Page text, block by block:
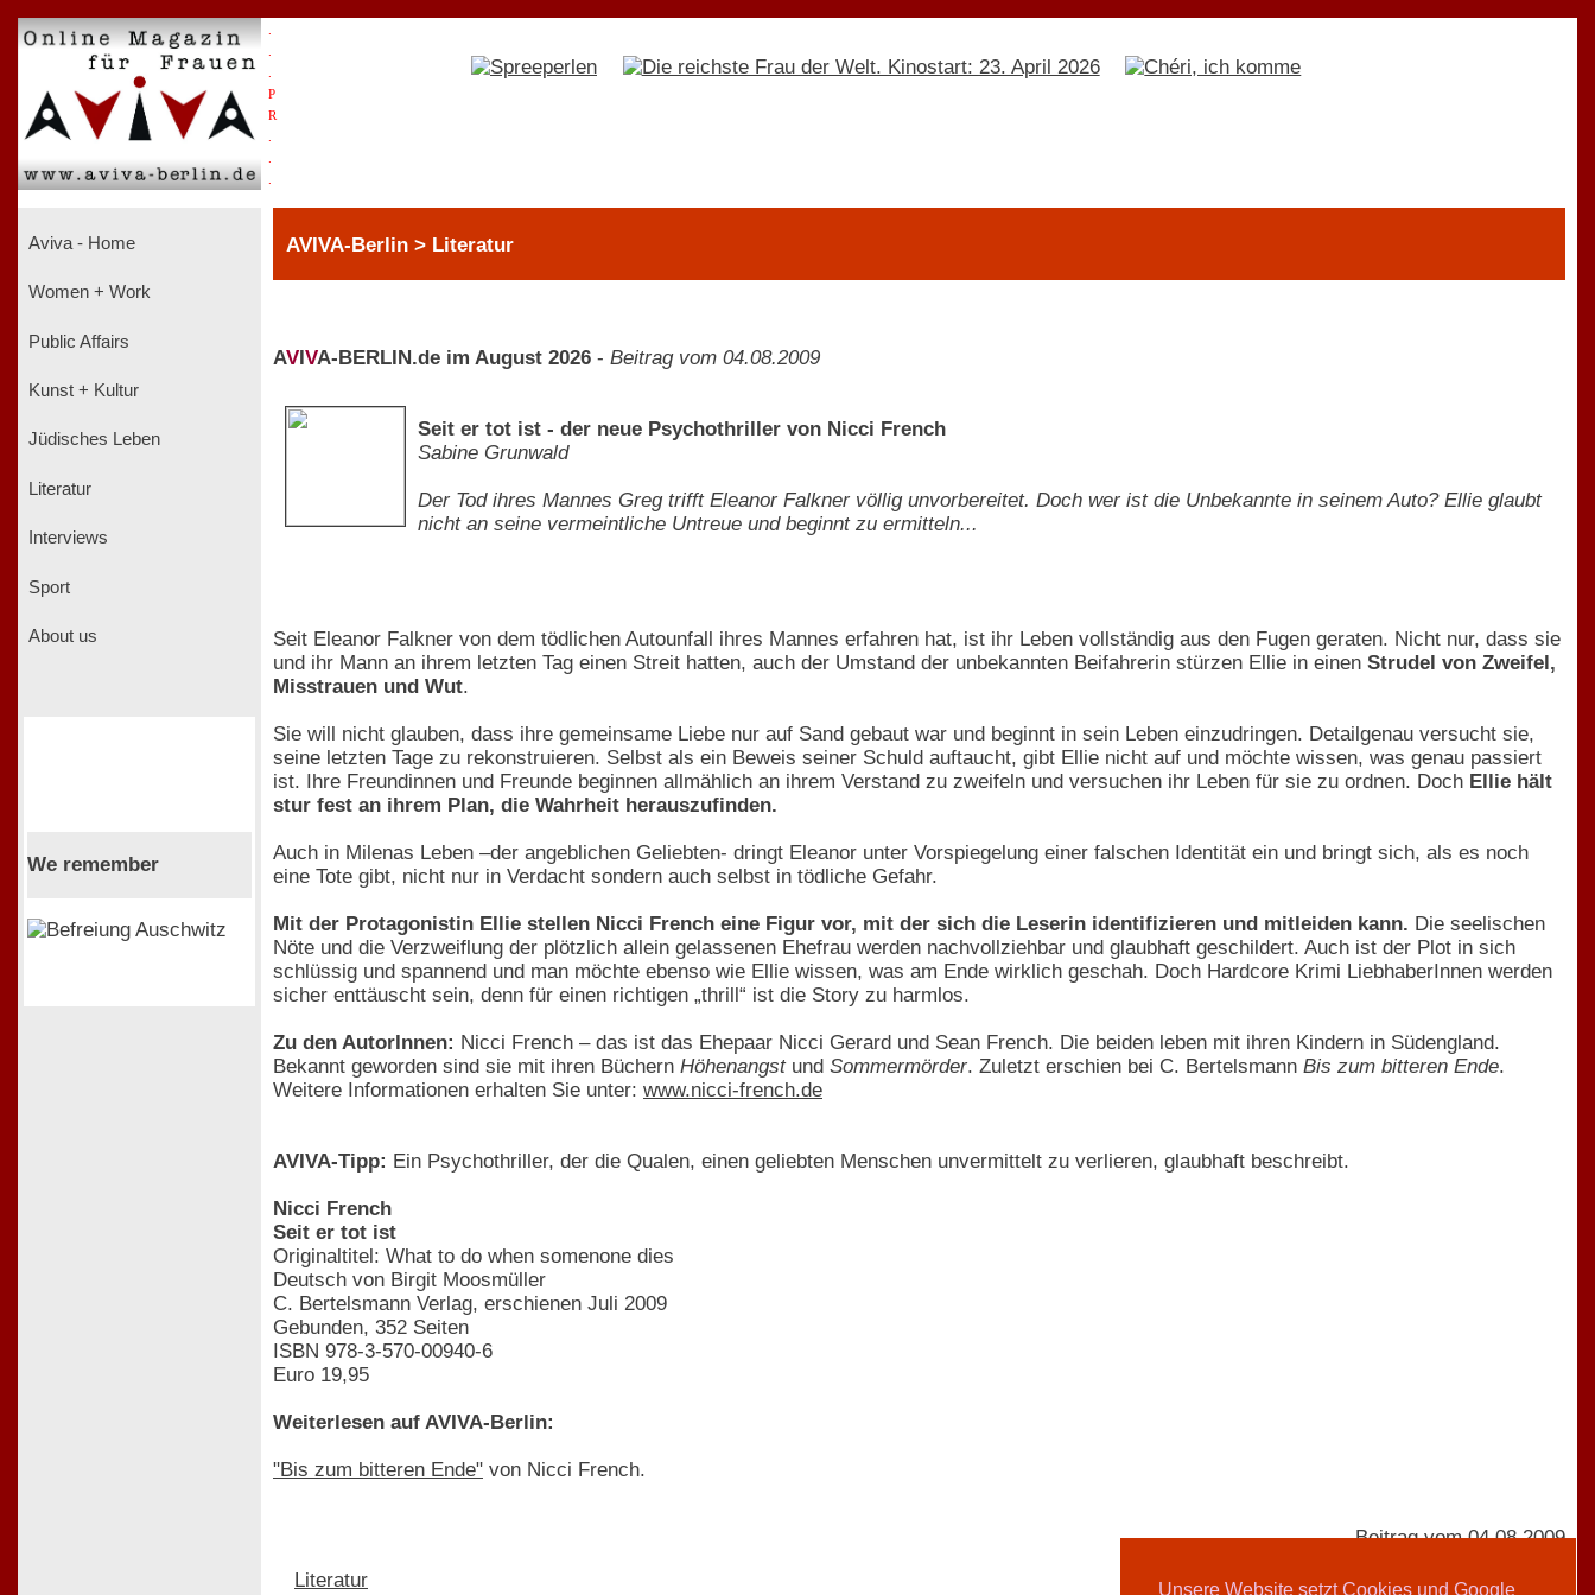
Unsere Website setzt Cookies und Google
P
R
Aviva - Home
Women + Work
Public Affairs
Kunst + Kultur
Jüdisches Leben
Literatur
Interviews
Sport
About us
We remember
AVIVA-Berlin > Literatur
AV VA-BERLIN.de im August 2026 - Beitrag vom 04.08.2009
Seit er tot ist - der neue Psychothriller von Nicci French
Sabine Grunwald
Der Tod ihres Mannes Greg trifft Eleanor Falkner völlig unvorbereitet. Doch wer ist die Unbekannte in seinem Auto? Ellie glaubt
nicht an seine vermeintliche Untreue und beginnt zu ermitteln...
Seit Eleanor Falkner von dem tödlichen Autounfall ihres Mannes erfahren hat, ist ihr Leben vollständig aus den Fugen geraten. Nicht nur, dass sie
und ihr Mann an ihrem letzten Tag einen Streit hatten, auch der Umstand der unbekannten Beifahrerin stürzen Ellie in einen Strudel von Zweifel,
Misstrauen und Wut.
Sie will nicht glauben, dass ihre gemeinsame Liebe nur auf Sand gebaut war und beginnt in sein Leben einzudringen. Detailgenau versucht sie,
seine letzten Tage zu rekonstruieren. Selbst als ein Beweis seiner Schuld auftaucht, gibt Ellie nicht auf und möchte wissen, was genau passiert
ist. Ihre Freundinnen und Freunde beginnen allmählich an ihrem Verstand zu zweifeln und versuchen ihr Leben für sie zu ordnen. Doch Ellie hält
stur fest an ihrem Plan, die Wahrheit herauszufinden.
Auch in Milenas Leben –der angeblichen Geliebten- dringt Eleanor unter Vorspiegelung einer falschen Identität ein und bringt sich, als es noch
eine Tote gibt, nicht nur in Verdacht sondern auch selbst in tödliche Gefahr.
Mit der Protagonistin Ellie stellen Nicci French eine Figur vor, mit der sich die Leserin identifizieren und mitleiden kann. Die seelischen
Nöte und die Verzweiflung der plötzlich allein gelassenen Ehefrau werden nachvollziehbar und glaubhaft geschildert. Auch ist der Plot in sich
schlüssig und spannend und man möchte ebenso wie Ellie wissen, was am Ende wirklich geschah. Doch Hardcore Krimi LiebhaberInnen werden
sicher enttäuscht sein, denn für einen richtigen „thrill“ ist die Story zu harmlos.
Zu den AutorInnen: Nicci French – das ist das Ehepaar Nicci Gerard und Sean French. Die beiden leben mit ihren Kindern in Südengland.
Bekannt geworden sind sie mit ihren Büchern Höhenangstund Sommermörder. Zuletzt erschien bei C. Bertelsmann Bis zum bitteren Ende.
Weitere Informationen erhalten Sie unter: www.nicci-french.de
AVIVA-Tipp: Ein Psychothriller, der die Qualen, einen geliebten Menschen unvermittelt zu verlieren, glaubhaft beschreibt.
Nicci French
Seit er tot ist
Originaltitel: What to do when somenone dies
Deutsch von Birgit Moosmüller
C. Bertelsmann Verlag, erschienen Juli 2009
Gebunden, 352 Seiten
ISBN 978-3-570-00940-6
Euro 19,95
Weiterlesen auf AVIVA-Berlin:
"Bis zum bitteren Ende" von Nicci French.
Literatur
Beitrag vom 04.08.2009